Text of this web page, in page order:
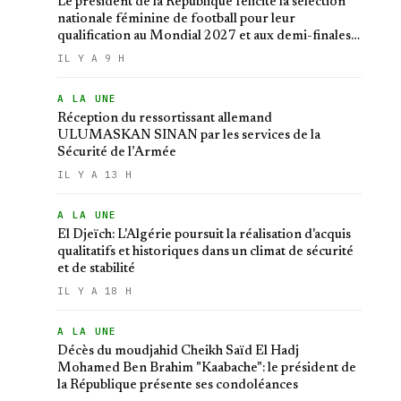
nationale féminine de football pour leur
qualification au Mondial 2027 et aux demi-finales
de la CAN
IL Y A 9 H
A LA UNE
Réception du ressortissant allemand
ULUMASKAN SINAN par les services de la
Sécurité de l’Armée
IL Y A 13 H
A LA UNE
El Djeïch: L'Algérie poursuit la réalisation d'acquis
qualitatifs et historiques dans un climat de sécurité
et de stabilité
IL Y A 18 H
A LA UNE
Décès du moudjahid Cheikh Saïd El Hadj
Mohamed Ben Brahim "Kaabache": le président de
la République présente ses condoléances